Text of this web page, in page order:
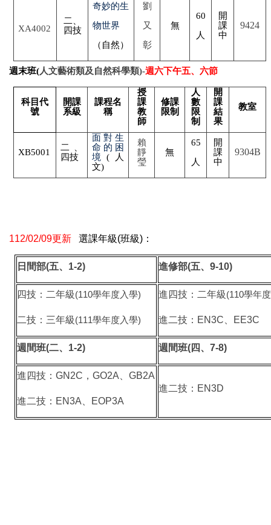
XA4002
二、
四技
奇妙的生
物世界
（自然）
劉
又
彰
無
60
人
開
課
中
9424
週末班(人文藝術類及自然科學類)-週六下午五、六節
科目代
號
開課
系級
課程名
稱
授
課
教
師
修課
限制
人
數
限
制
開
課
結
果
教室
XB5001
二、
四技
面對生
命的困
境( 人
文)
賴
靜
瑩
無
65
人
開
課
中
9304B
112/02/09更新 選課年級(班級)：
日間部(五、1-2) 進修部(五、9-10)
四技：二年級(110學年度入學)
二技：三年級(111學年度入學)
進四技：二年級(110學年
進二技：EN3C、EE3C
週間班(二、1-2) 週間班(四、7-8)
進四技：GN2C，GO2A、GB2A
進二技： EN3A 、EOP3A
進二技：EN3D